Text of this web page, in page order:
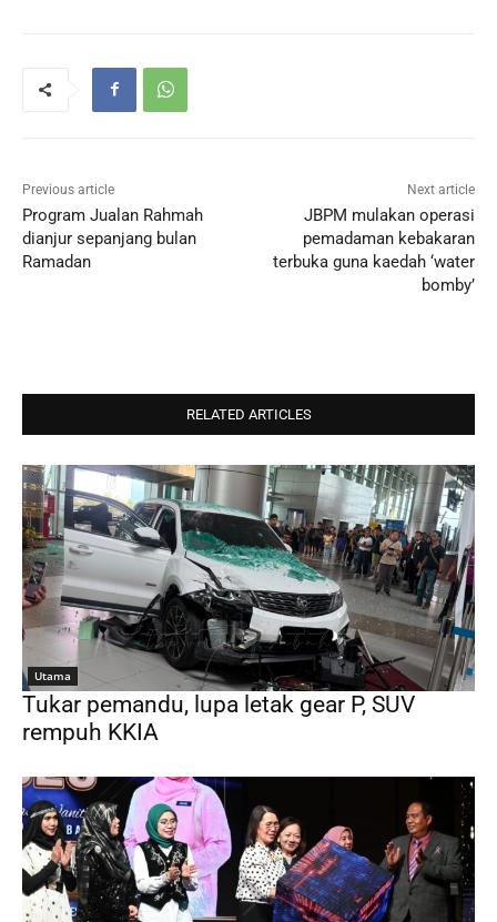
Previous article
Program Jualan Rahmah
dianjur sepanjang bulan
Ramadan
Next article
JBPM mulakan operasi
pemadaman kebakaran
terbuka guna kaedah ‘water
bomby’
RELATED ARTICLES
Utama
Tukar pemandu, lupa letak gear P, SUV
rempuh KKIA